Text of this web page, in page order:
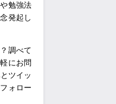
勉強法
発起し
調べて
にお問
ツイッ
ォロー